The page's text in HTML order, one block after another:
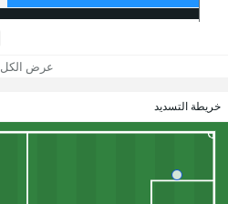
عرض الكل
خريطة التسديد